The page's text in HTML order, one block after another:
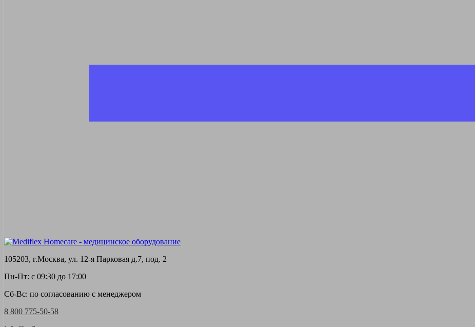
105203, г.Москва, ул. 12-я Парковая д.7, под. 2
Пн-Пт: с 09:30 до 17:00
Сб-Вс: по согласованию с менеджером
8 800 775-50-58